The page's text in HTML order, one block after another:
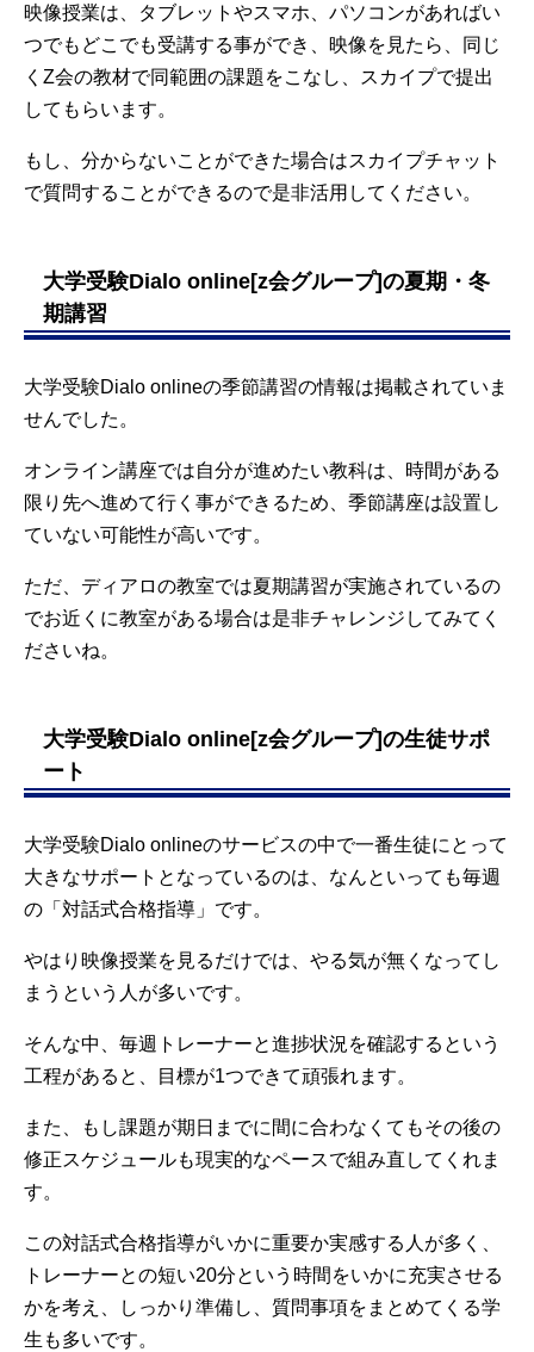
映像授業は、タブレットやスマホ、パソコンがあればい
つでもどこでも受講する事ができ、映像を見たら、同じ
くZ会の教材で同範囲の課題をこなし、スカイプで提出
してもらいます。
もし、分からないことができた場合はスカイプチャット
で質問することができるので是非活用してください。
大学受験Dialo online[z会グループ]の夏期・冬
期講習
大学受験Dialo onlineの季節講習の情報は掲載されていま
せんでした。
オンライン講座では自分が進めたい教科は、時間がある
限り先へ進めて行く事ができるため、季節講座は設置し
ていない可能性が高いです。
ただ、ディアロの教室では夏期講習が実施されているの
でお近くに教室がある場合は是非チャレンジしてみてく
ださいね。
大学受験Dialo online[z会グループ]の生徒サポ
ート
大学受験Dialo onlineのサービスの中で一番生徒にとって
大きなサポートとなっているのは、なんといっても毎週
の「対話式合格指導」です。
やはり映像授業を見るだけでは、やる気が無くなってし
まうという人が多いです。
そんな中、毎週トレーナーと進捗状況を確認するという
工程があると、目標が1つできて頑張れます。
また、もし課題が期日までに間に合わなくてもその後の
修正スケジュールも現実的なペースで組み直してくれま
す。
この対話式合格指導がいかに重要か実感する人が多く、
トレーナーとの短い20分という時間をいかに充実させる
かを考え、しっかり準備し、質問事項をまとめてくる学
生も多いです。